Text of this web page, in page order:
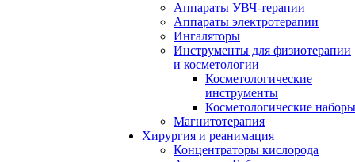
Аппараты УВЧ-терапии
Аппараты электротерапии
Ингаляторы
Инструменты для физиотерапии
и косметологии
Косметологические
инструменты
Косметологические наборы
Магнитотерапия
Хирургия и реанимация
Концентраторы кислорода